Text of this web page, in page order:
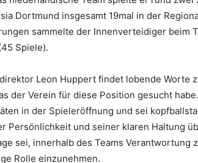
Dortmund insgesamt 19mal in der
sammelte der Innenverteidiger beim
Spiele).
Leon Huppert findet lobende Worte
der Verein für diese Position gesucht
in der Spieleröffnung und sei
Persönlichkeit und seiner klaren Haltung
sei, innerhalb des Teams
Rolle einzunehmen.